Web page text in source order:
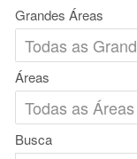
Grandes Áreas
Áreas
Busca